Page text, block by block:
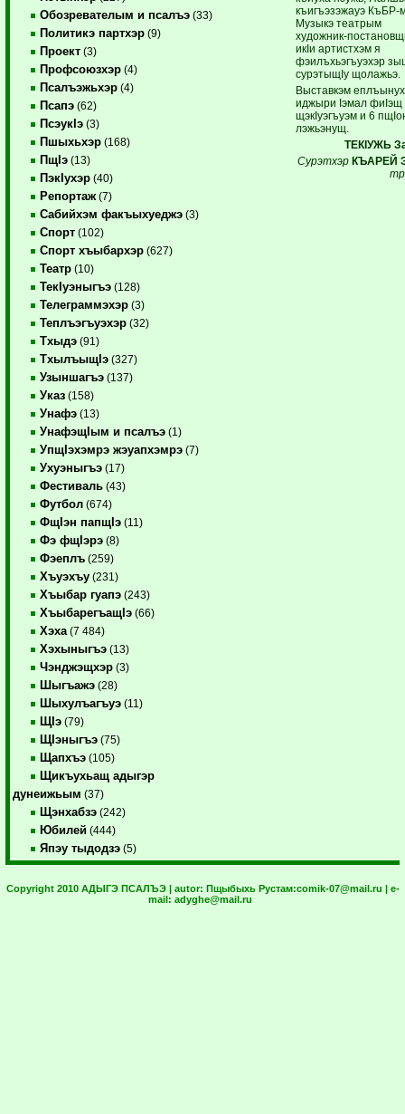
Обозревателым и псалъэ (33)
Политикэ партхэр (9)
Проект (3)
Профсоюзхэр (4)
Псалъэжьхэр (4)
Псапэ (62)
ПсэукIэ (3)
Пшыхьхэр (168)
ПщIэ (13)
ПэкIухэр (40)
Репортаж (7)
Сабийхэм факъыхуеджэ (3)
Спорт (102)
Спорт хъыбархэр (627)
Театр (10)
ТекIуэныгъэ (128)
Телеграммэхэр (3)
Теплъэгъуэхэр (32)
Тхыдэ (91)
ТхылъыщIэ (327)
Узыншагъэ (137)
Указ (158)
Унафэ (13)
УнафэщIым и псалъэ (1)
УпщIэхэмрэ жэуапхэмрэ (7)
Ухуэныгъэ (17)
Фестиваль (43)
Футбол (674)
ФщIэн папщIэ (11)
Фэ фщIэрэ (8)
Фэеплъ (259)
Хъуэхъу (231)
Хъыбар гуапэ (243)
ХъыбарегъащIэ (66)
Хэха (7 484)
Хэхыныгъэ (13)
Чэнджэщхэр (3)
Шыгъажэ (28)
Шыхулъагъуэ (11)
ЩIэ (79)
ЩIэныгъэ (75)
Щапхъэ (105)
Щикъухьащ адыгэр
дунеижьым (37)
Щэнхабзэ (242)
Юбилей (444)
Япэу тыдодзэ (5)
къигъэзэжауэ ­КъБР-
Музыкэ театрым
художник-
икIи артистхэм я
фэилъхьэгъуэхэр
сурэтыщIу щолажьэ.
Выставкэм
иджыри Iэмал
щэкIуэгъуэм и 6
лэжьэнущ.
ТЕКIУЖЬ
Сурэтхэр КЪАРЕЙ
Copyright 2010 АДЫГЭ ПСАЛЪЭ | autor: Пщыбыхь Рустам:comik-07@mail.ru | e-
mail: adyghe@mail.ru